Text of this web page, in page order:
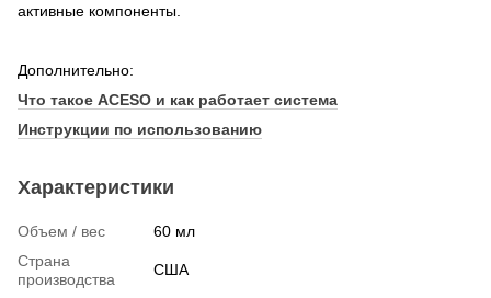
активные компоненты.
Дополнительно:
Что такое ACESO и как работает система
Инструкции по использованию
Характеристики
Объем / вес
60 мл
Страна
производства
США